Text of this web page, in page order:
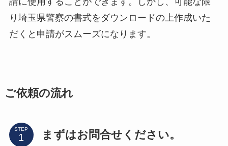
り埼玉県警察の書式をダウンロードの上作成いた
だくと申請がスムーズになります。
ご依頼の流れ
STEP まずはお問合せください。